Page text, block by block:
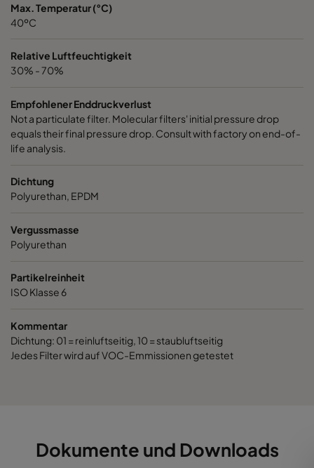
Max. Temperatur (°C)
40ºC
Relative Luftfeuchtigkeit
30% - 70%
Empfohlener Enddruckverlust
Not a particulate filter. Molecular filters' initial pressure drop
equals their final pressure drop. Consult with factory on end-of-
life analysis.
Dichtung
Polyurethan, EPDM
Vergussmasse
Polyurethan
Partikelreinheit
ISO Klasse 6
Kommentar
Dichtung: 01 = reinluftseitig, 10 = staubluftseitig
Jedes Filter wird auf VOC-Emmissionen getestet
Dokumente und Downloads